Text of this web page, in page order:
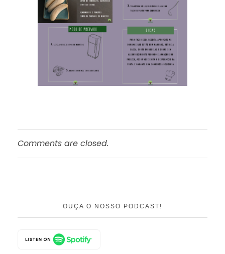
Comments are closed.
OUÇA O NOSSO PODCAST!